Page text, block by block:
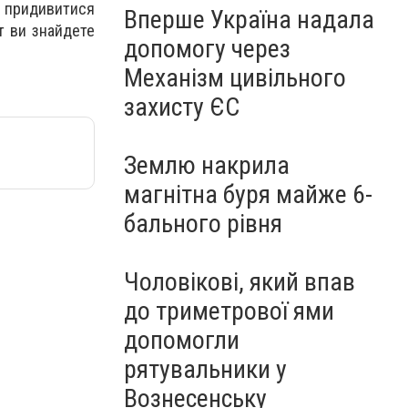
ви знайдете
Вперше Україна надала
допомогу через
Механізм цивільного
захисту ЄС
Землю накрила
магнітна буря майже 6-
бального рівня
Чоловікові, який впав
до триметрової ями
допомогли
рятувальники у
Вознесенську